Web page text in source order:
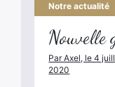
Notre actualité
Nouvelle
Par Axel, le 4
2020